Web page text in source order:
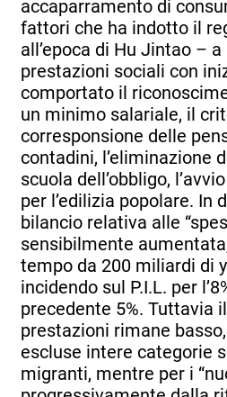
accaparramento di
fattori che ha indotto il
all’epoca di Hu Jintao –
prestazioni sociali con
comportato il
un minimo salariale, il
corresponsione delle
contadini, l’eliminazione
scuola dell’obbligo,
per l’edilizia popolare. In
bilancio relativa alle
sensibilmente
tempo da 200 miliardi di
incidendo sul P.I.L. per
precedente 5%. Tuttavia
prestazioni rimane
escluse intere categorie
migranti, mentre per i